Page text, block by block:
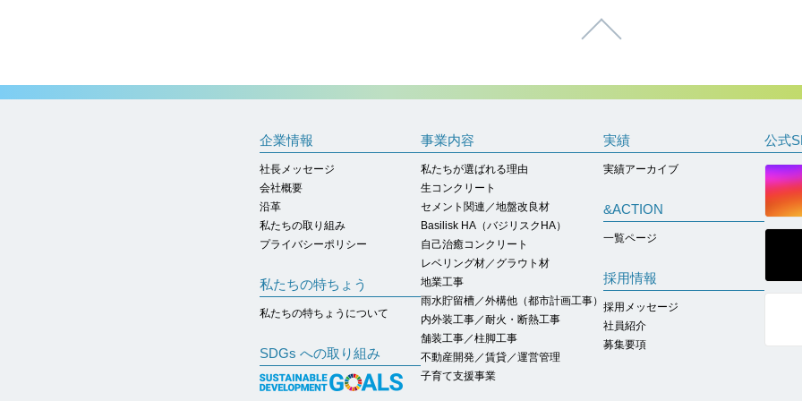
ページトップへ
企業情報
社長メッセージ
会社概要
沿革
私たちの取り組み
プライバシーポリシー
私たちの特ちょう
私たちの特ちょうについて
SDGs への取り組み
事業内容
私たちが選ばれる理由
生コンクリート
セメント関連／地盤改良材
Basilisk HA（バジリスクHA）
自己治癒コンクリート
レベリング材／グラウト材
地業工事
雨水貯留槽／外構他（都市計画工事）
内外装工事／耐火・断熱工事
舗装工事／柱脚工事
不動産開発／賃貸／運営管理
子育て支援事業
実績
実績アーカイブ
&ACTION
一覧ページ
採用情報
採用メッセージ
社員紹介
募集要項
公式